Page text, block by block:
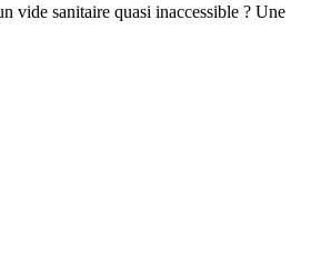
vide sanitaire quasi inaccessible ? Une